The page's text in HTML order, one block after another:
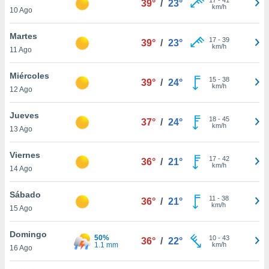
más
nuestra
y
de
disponible
cookies
aceptar
10 Ago
39° / 23°
km/h
Martes
11 Ago
39° / 23° 17- 39
km/h
Miércoles
12 Ago
39° / 24° 15- 38
km/h
Jueves
13 Ago
37° / 24° 18- 45
km/h
Viernes
14 Ago
36° / 21° 17- 42
km/h
Sábado
15 Ago
36° / 21° 11 - 38
km/h
Domingo
16 Ago
50%
1.1 mm
36° / 22° 10- 43
km/h